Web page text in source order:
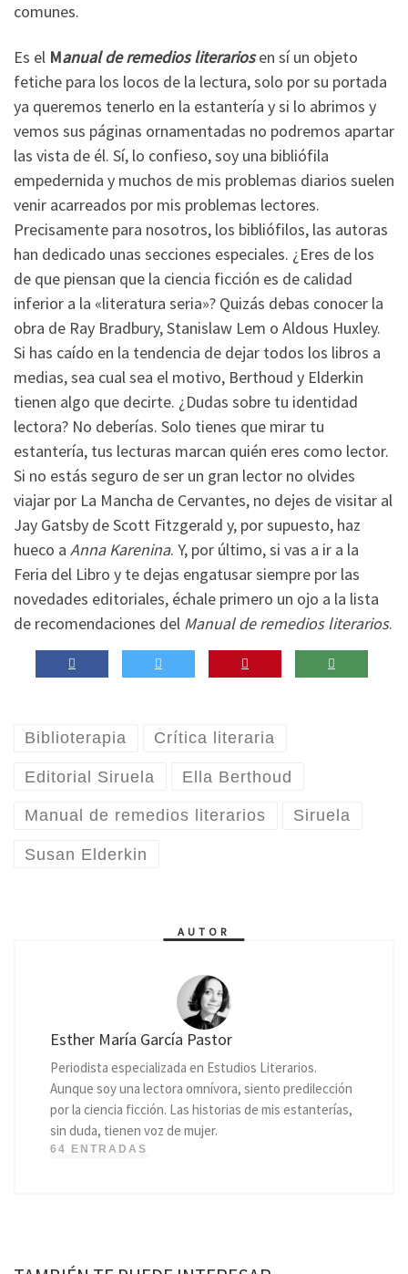
comunes.
Es el Manual de remedios literariosen sí un objeto
fetiche para los locos de la lectura, solo por su portada
ya queremos tenerlo en la estantería y si lo abrimos y
vemos sus páginas ornamentadas no podremos apartar
las vista de él. Sí, lo confieso, soy una bibliófila
empedernida y muchos de mis problemas diarios suelen
venir acarreados por mis problemas lectores.
Precisamente para nosotros, los bibliófilos, las autoras
han dedicado unas secciones especiales. ¿Eres de los
de que piensan que la ciencia ficción es de calidad
inferior a la «literatura seria»? Quizás debas conocer la
obra de Ray Bradbury, Stanislaw Lem o Aldous Huxley.
Si has caído en la tendencia de dejar todos los libros a
medias, sea cual sea el motivo, Berthoud y Elderkin
tienen algo que decirte. ¿Dudas sobre tu identidad
lectora? No deberías. Solo tienes que mirar tu
estantería, tus lecturas marcan quién eres como lector.
Si no estás seguro de ser un gran lector no olvides
viajar por La Mancha de Cervantes, no dejes de visitar al
Jay Gatsby de Scott Fitzgerald y, por supuesto, haz
hueco a Anna Karenina. Y, por último, si vas a ir a la
Feria del Libro y te dejas engatusar siempre por las
novedades editoriales, échale primero un ojo a la lista
de recomendaciones del Manual de remedios literarios.
Biblioterapia Crítica literaria
Editorial Siruela Ella Berthoud
Manual de remedios literarios Siruela
Susan Elderkin
AUTOR
Esther María García Pastor
Periodista especializada en Estudios Literarios.
Aunque soy una lectora omnívora, siento predilección
por la ciencia ficción. Las historias de mis estanterías,
sin duda, tienen voz de mujer.
64 ENTRADAS